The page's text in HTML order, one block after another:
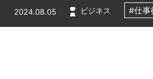
2024.08.05 ビジネス #仕事